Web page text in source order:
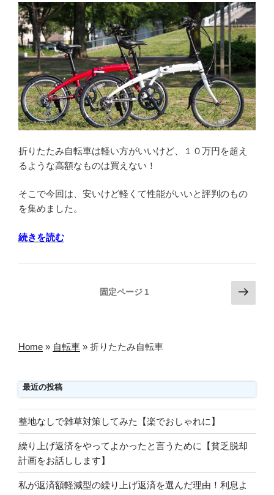
折りたたみ自転車は軽い方がいいけど、１０万円を超え
るような高額なものは買えない！
そこで今回は、安いけど軽くて性能がいいと評判のもの
を集めました。
“折
で
い・
安
い
も
の
は？
口
コ
続きを読む
ペ
送
り
固定ページ 1
次
の
Home » 自転車 » 折りたたみ自転車
最近の投稿
整地なしで雑草対策してみた【楽でおしゃれに】
繰り上げ返済をやってよかったと言うために【貧乏脱却
計画をお話しします】
私が返済額軽減型の繰り上げ返済を選んだ理由！利息よ